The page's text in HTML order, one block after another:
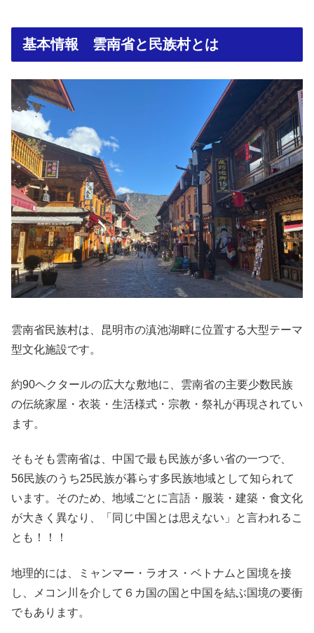
基本情報 雲南省と民族村とは
雲南省民族村は、昆明市の滇池湖畔に位置する大型テーマ
型文化施設です。
約90ヘクタールの広大な敷地に、雲南省の主要少数民族
の伝統家屋・衣装・生活様式・宗教・祭礼が再現されてい
ます。
そもそも雲南省は、中国で最も民族が多い省の一つで、
56民族のうち25民族が暮らす多民族地域として知られて
います。そのため、地域ごとに言語・服装・建築・食文化
が大きく異なり、「同じ中国とは思えない」と言われるこ
とも！！！
地理的には、ミャンマー・ラオス・ベトナムと国境を接
し、メコン川を介して６カ国の国と中国を結ぶ国境の要衝
でもあります。